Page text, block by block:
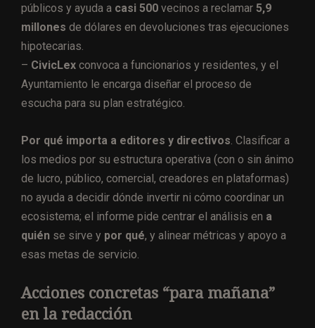
públicos y ayuda a casi 500 vecinos a reclamar 5,9
millones de dólares en devoluciones tras ejecuciones
hipotecarias.
– CivicLex convoca a funcionarios y residentes, y el
Ayuntamiento le encarga diseñar el proceso de
escucha para su plan estratégico.
Por qué importa a editores y directivos . Clasificar a
los medios por su estructura operativa (con o sin ánimo
de lucro, público, comercial, creadores en plataformas)
no ayuda a decidir dónde invertir ni cómo coordinar un
ecosistema; el informe pide centrar el análisis en a
quién se sirve y por qué, y alinear métricas y apoyo a
esas metas de servicio.
Acciones concretas “para mañana”
en la redacción